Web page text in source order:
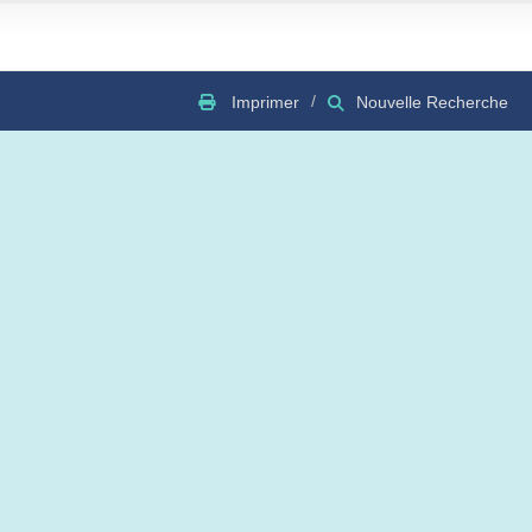
Imprimer Nouvelle Recherche